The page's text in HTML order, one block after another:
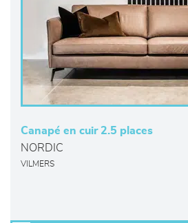
Canapé en cuir 2.5 places
NORDIC
VILMERS